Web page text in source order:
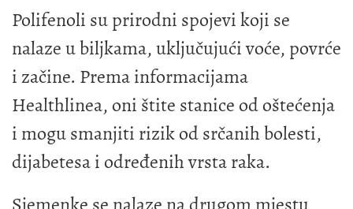
Polifenoli su prirodni spojevi koji se
nalaze u biljkama, uključujući voće, povrće
i začine. Prema informacijama
Healthlinea, oni štite stanice od oštećenja
i mogu smanjiti rizik od srčanih bolesti,
dijabetesa i određenih vrsta raka.